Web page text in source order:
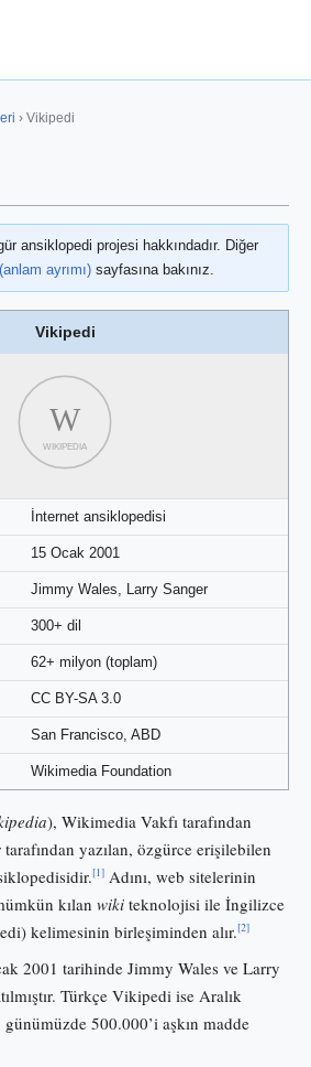
› Vikipedi
ansiklopedi projesi hakkındadır. Diğer
ayrımı) sayfasına bakınız.
Vikipedi
W
WIKIPEDIA
İnternet ansiklopedisi
15 Ocak 2001
Jimmy Wales, Larry Sanger
300+ dil
62+ milyon (toplam)
CC BY-SA 3.0
San Francisco, ABD
Wikimedia Foundation
), Wikimedia Vakfı tarafından
yazılan, özgürce erişilebilen
[1] Adını, web sitelerinin
kılan wiki teknolojisi ile İngilizce
kelimesinin birleşiminden alır.[2]
2001 tarihinde Jimmy Wales ve Larry
Türkçe Vikipedi ise Aralık
500.000’i aşkın madde